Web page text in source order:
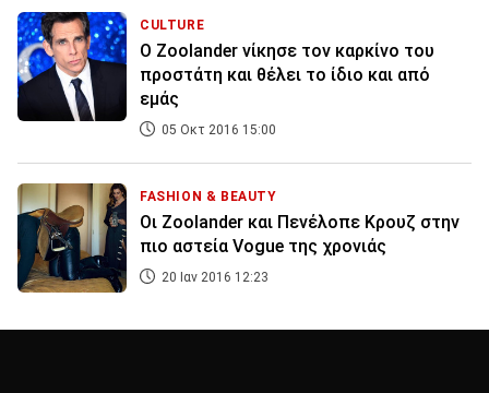
CULTURE
Ο Zoolander νίκησε τον καρκίνο του
προστάτη και θέλει το ίδιο και από
εμάς
05 Οκτ 2016 15:00
FASHION & BEAUTY
Oι Ζοοlander και Πενέλοπε Κρουζ στην
πιο αστεία Vogue της χρονιάς
20 Ιαν 2016 12:23